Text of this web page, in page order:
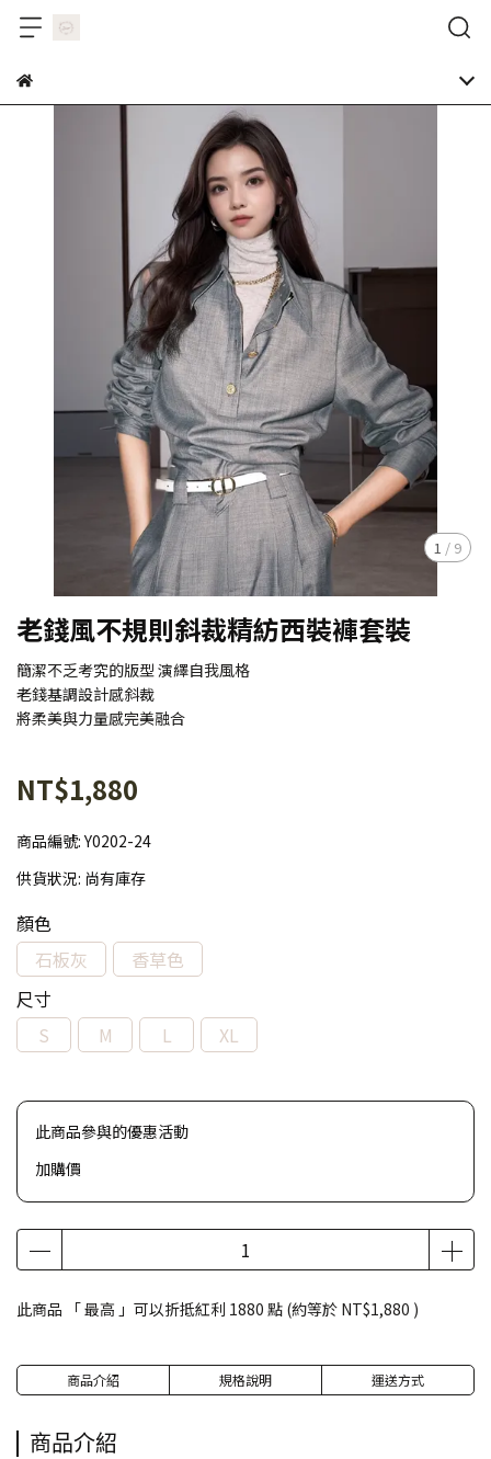
1 / 9
老錢風不規則斜裁精紡西裝褲套裝
簡潔不乏考究的版型 演繹自我風格
老錢基調設計感斜裁
將柔美與力量感完美融合
NT$1,880
商品編號:Y0202-24
供貨狀況: 尚有庫存
顏色
石板灰
香草色
尺寸
S
M L XL
此商品參與的優惠活動
加購價
此商品 「 最高 」可以折抵紅利 1880 點 (約等於 NT$1,880 )
商品介紹 規格說明 運送方式
商品介紹